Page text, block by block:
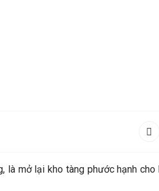
là mở lại kho tàng phước hạnh cho